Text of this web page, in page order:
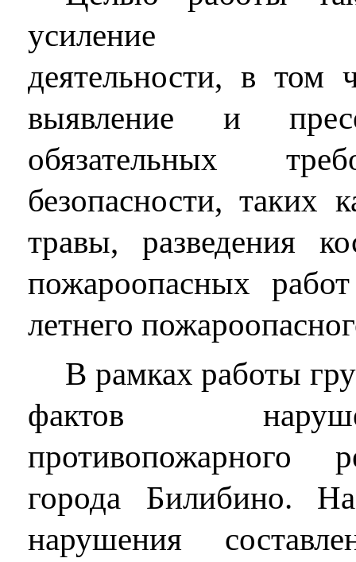
усиление
деятельности, в том
выявление и
обязательных
безопасности, таких
травы, разведения
пожароопасных
летнего
В рамках работы
фактов
противопожарного
города Билибино.
нарушения